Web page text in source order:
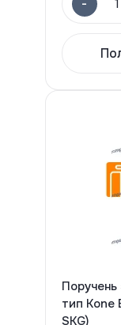
- 1
тип Kone
SKG)